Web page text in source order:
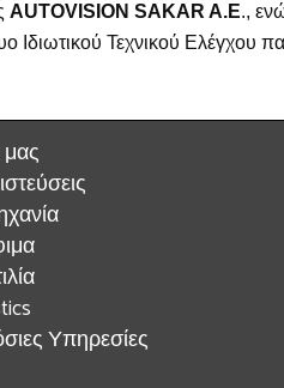
AUTOVISION SAKAR A.E.,
Ιδιωτικού Τεχνικού Ελέγχου
μας
Υπηρεσίες